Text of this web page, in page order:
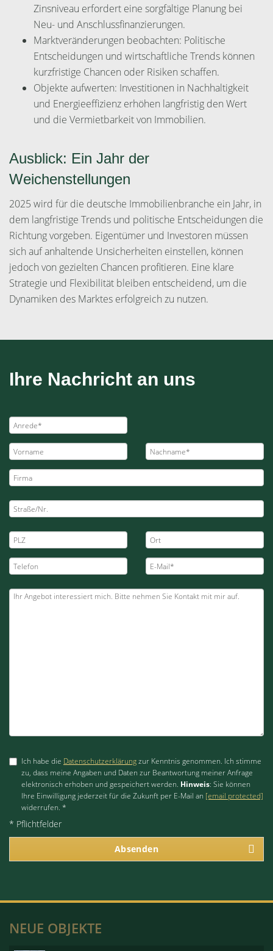
Zinsniveau erfordert eine sorgfältige Planung bei
Neu- und Anschlussfinanzierungen.
Marktveränderungen beobachten: Politische
Entscheidungen und wirtschaftliche Trends können
kurzfristige Chancen oder Risiken schaffen.
Objekte aufwerten: Investitionen in Nachhaltigkeit
und Energieeffizienz erhöhen langfristig den Wert
und die Vermietbarkeit von Immobilien.
Ausblick: Ein Jahr der
Weichenstellungen
2025 wird für die deutsche Immobilienbranche ein Jahr, in
dem langfristige Trends und politische Entscheidungen die
Richtung vorgeben. Eigentümer und Investoren müssen
sich auf anhaltende Unsicherheiten einstellen, können
jedoch von gezielten Chancen profitieren. Eine klare
Strategie und Flexibilität bleiben entscheidend, um die
Dynamiken des Marktes erfolgreich zu nutzen.
Ihre Nachricht an uns
Ich habe die Datenschutzerklärungzur Kenntnis genommen. Ich stimme
zu, dass meine Angaben und Daten zur Beantwortung meiner Anfrage
elektronisch erhoben und gespeichert werden. Hinweis: Sie können
Ihre Einwilligung jederzeit für die Zukunft per E-Mail an [email protected]
widerrufen. *
* Pflichtfelder
Absenden
NEUE OBJEKTE